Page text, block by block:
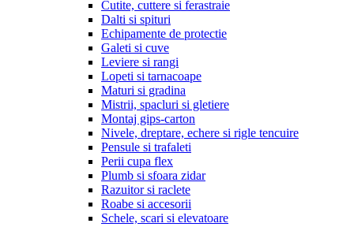
Cutite, cuttere si ferastraie
Dalti si spituri
Echipamente de protectie
Galeti si cuve
Leviere si rangi
Lopeti si tarnacoape
Maturi si gradina
Mistrii, spacluri si gletiere
Montaj gips-carton
Nivele, dreptare, echere si rigle tencuire
Pensule si trafaleti
Perii cupa flex
Plumb si sfoara zidar
Razuitor si raclete
Roabe si accesorii
Schele, scari si elevatoare